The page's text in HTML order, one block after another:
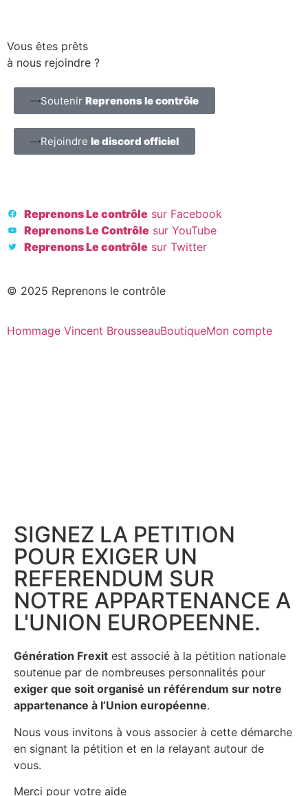
Vous êtes prêts
à nous rejoindre ?
Soutenir Reprenons le contrôle
Rejoindre le discord officiel
Reprenons Le contrôle sur Facebook
Reprenons Le Contrôle sur YouTube
Reprenons Le contrôle sur Twitter
© 2025 Reprenons le contrôle
Hommage Vincent BrousseauBoutiqueMon compte
SIGNEZ LA PETITION
POUR EXIGER UN
REFERENDUM SUR
NOTRE APPARTENANCE A
L'UNION EUROPEENNE.
Génération Frexit est associé à la pétition nationale
soutenue par de nombreuses personnalités pour
exiger que soit organisé un référendum sur notre
appartenance à l’Union européenne.
Nous vous invitons à vous associer à cette démarche
en signant la pétition et en la relayant autour de
vous.
Merci pour votre aide